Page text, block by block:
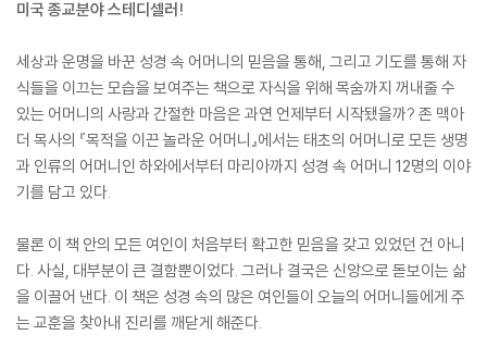
미국 종교분야 스테디셀러!
세상과 운명을 바꾼 성경 속 어머니의 믿음을 통해, 그리고 기도를 통해 자
식들을 이끄는 모습을 보여주는 책으로 자식을 위해 목숨까지 꺼내줄 수
있는 어머니의 사랑과 간절한 마음은 과연 언제부터 시작됐을까? 존 맥아
더 목사의 『목적을 이끈 놀라운 어머니』에서는 태초의 어머니로 모든 생명
과 인류의 어머니인 하와에서부터 마리아까지 성경 속 어머니 12명의 이야
기를 담고 있다.
물론 이 책 안의 모든 여인이 처음부터 확고한 믿음을 갖고 있었던 건 아니
다. 사실, 대부분이 큰 결함뿐이었다. 그러나 결국은 신앙으로 돋보이는 삶
을 이끌어 낸다. 이 책은 성경 속의 많은 여인들이 오늘의 어머니들에게 주
는 교훈을 찾아내 진리를 깨닫게 해준다.